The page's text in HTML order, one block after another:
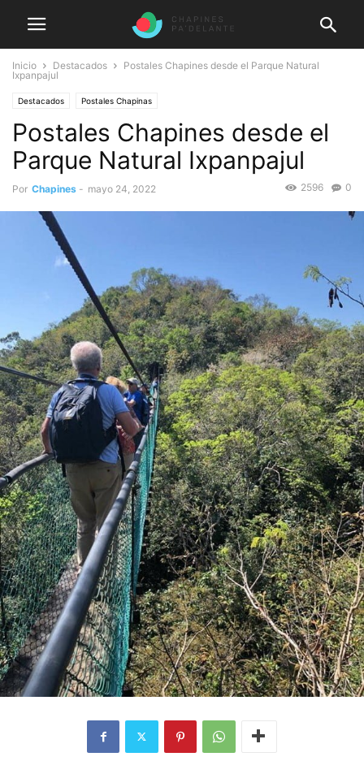
Inicio Destacados
Postales Chapines desde el Parque Natural
Ixpanpajul
Destacados Postales Chapinas
Postales Chapines desde el
Parque Natural Ixpanpajul
Por Chapines - mayo 24, 2022 0
2596